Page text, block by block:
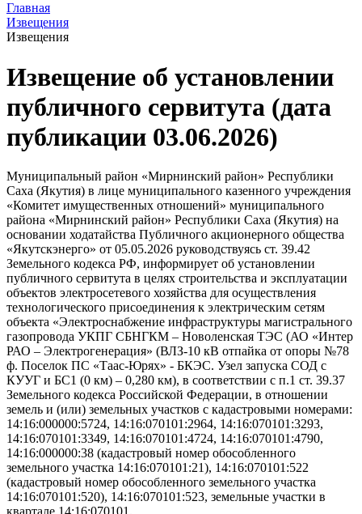
Главная
Извещения
Извещения
Извещение об установлении
публичного сервитута (дата
публикации 03.06.2026)
Муниципальный район «Мирнинский район» Республики
Саха (Якутия) в лице муниципального казенного учреждения
«Комитет имущественных отношений» муниципального
района «Мирнинский район» Республики Саха (Якутия) на
основании ходатайства Публичного акционерного общества
«Якутскэнерго» от 05.05.2026 руководствуясь ст. 39.42
Земельного кодекса РФ, информирует об установлении
публичного сервитута в целях строительства и эксплуатации
объектов электросетевого хозяйства для осуществления
технологического присоединения к электрическим сетям
объекта «Электроснабжение инфраструктуры магистрального
газопровода УКПГ СБНГКМ – Новоленская ТЭС (АО «Интер
РАО – Электрогенерация» (ВЛЗ-10 кВ отпайка от опоры №78
ф. Поселок ПС «Таас-Юрях» - БКЭС. Узел запуска СОД с
КУУГ и БС1 (0 км) – 0,280 км), в соответствии с п.1 ст. 39.37
Земельного кодекса Российской Федерации, в отношении
земель и (или) земельных участков с кадастровыми номерами:
14:16:000000:5724, 14:16:070101:2964, 14:16:070101:3293,
14:16:070101:3349, 14:16:070101:4724, 14:16:070101:4790,
14:16:000000:38 (кадастровый номер обособленного
земельного участка 14:16:070101:21), 14:16:070101:522
(кадастровый номер обособленного земельного участка
14:16:070101:520), 14:16:070101:523, земельные участки в